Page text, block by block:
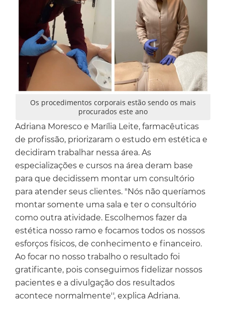
Os procedimentos corporais estão sendo os mais
procurados este ano
Adriana Moresco e Marília Leite, farmacêuticas
de profissão, priorizaram o estudo em estética e
decidiram trabalhar nessa área. As
especializações e cursos na área deram base
para que decidissem montar um consultório
para atender seus clientes. "Nós não queríamos
montar somente uma sala e ter o consultório
como outra atividade. Escolhemos fazer da
estética nosso ramo e focamos todos os nossos
esforços físicos, de conhecimento e financeiro.
Ao focar no nosso trabalho o resultado foi
gratificante, pois conseguimos fidelizar nossos
pacientes e a divulgação dos resultados
acontece normalmente'', explica Adriana.